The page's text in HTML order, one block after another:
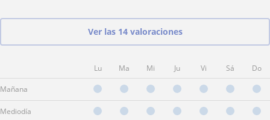
Ver las 14 valoraciones
Lu Ma Mi Ju Vi Sá Do
Mañana
Mediodía